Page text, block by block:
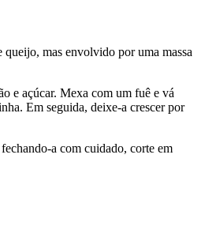
mas envolvido por uma massa
e açúcar. Mexa com um fuê e vá
Em seguida, deixe-a crescer por
a com cuidado, corte em